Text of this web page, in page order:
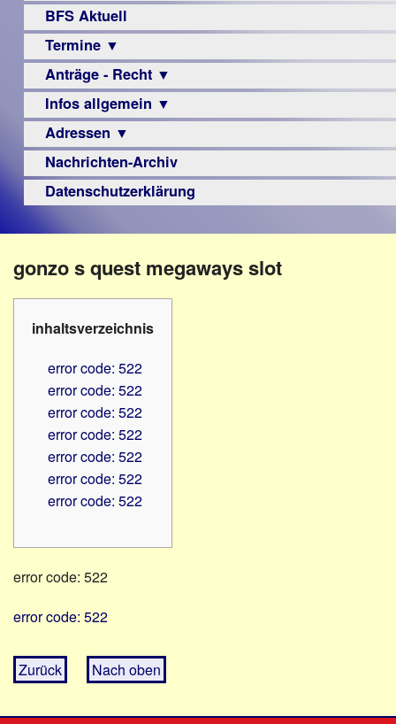
BFS Aktuell
Termine ▼
Veranstaltungsprogramme
Anträge - Recht ▼
Archiv
Urteile
Infos allgemein ▼
Sehbehinderung
Frühförderung
Schule
–
Beruf
Hilfsmittel
-
PC
Adressen ▼
Augenoptiker
Berufsbildungswerke
Hörbüchereien
Reha-
Lehrer
Verbände
Nachrichten-Archiv
Datenschutzerklärung
gonzo s quest megaways slot
inhaltsverzeichnis
error code: 522
error code: 522
error code: 522
error code: 522
error code: 522
error code: 522
error code: 522
error code: 522
error code: 522
Zurück Nach oben